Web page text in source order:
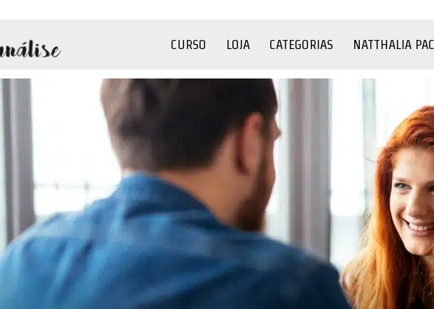
Psicanálise
CURSO LOJA CATEGORIAS NATTHALIA